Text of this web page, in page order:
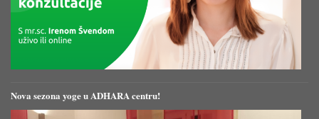
Nova sezona yoge u ADHARA centru!